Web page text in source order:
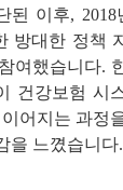
된 이후, 2018
방대한 정책
여했습니다.
건강보험 시
어지는 과정
을 느꼈습니다.